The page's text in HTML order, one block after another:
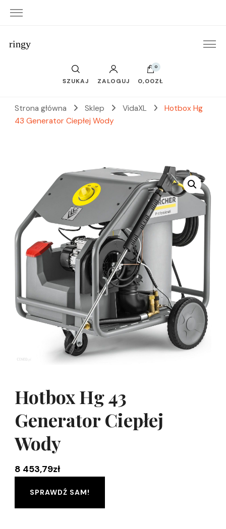
ringy
SZUKAJ ZALOGUJ
0
0,00ZŁ
Strona główna Sklep VidaXL
Hotbox Hg
43 Generator Ciepłej Wody
Hotbox Hg 43
Generator Ciepłej
Wody
8 453,79zł
SPRAWDŹ SAM!